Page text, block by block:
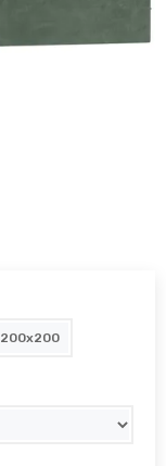
200x200